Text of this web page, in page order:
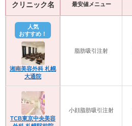
クリニック名 最安値メニュー
人気
おすすめ！
湘南美容外科 札幌
大通院
脂肪吸引注射
TCB東京中央美容
小顔脂肪吸引注射